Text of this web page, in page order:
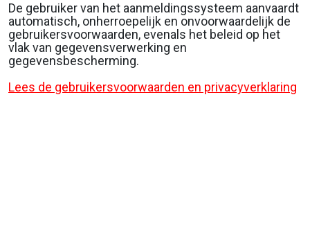
De gebruiker van het aanmeldingssysteem aanvaardt
automatisch, onherroepelijk en onvoorwaardelijk de
gebruikersvoorwaarden, evenals het beleid op het
vlak van gegevensverwerking en
gegevensbescherming.
Lees de gebruikersvoorwaarden en privacyverklaring